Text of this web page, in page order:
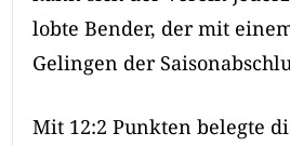
lobte Bender, der mit
Gelingen der
Mit 12:2 Punkten belegte